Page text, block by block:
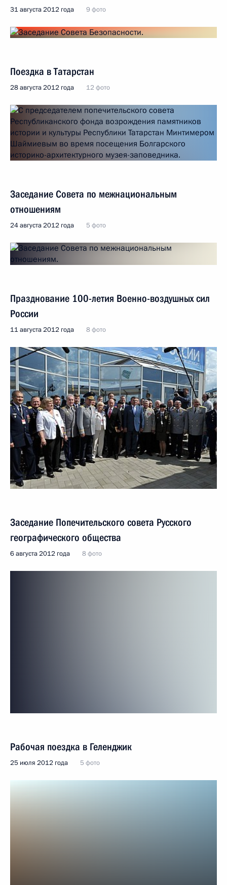
31 августа 2012 года 9 фото
Поездка в Татарстан
28 августа 2012 года 12 фото
Заседание Совета по межнациональным
отношениям
24 августа 2012 года 5 фото
Празднование 100-летия Военно-воздушных сил
России
11 августа 2012 года 8 фото
Заседание Попечительского совета Русского
географического общества
6 августа 2012 года 8 фото
Рабочая поездка в Геленджик
25 июля 2012 года 5 фото